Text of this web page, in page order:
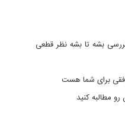
بشه تا بشه نظر قطعی
برای شما هست
مطالبه کنید